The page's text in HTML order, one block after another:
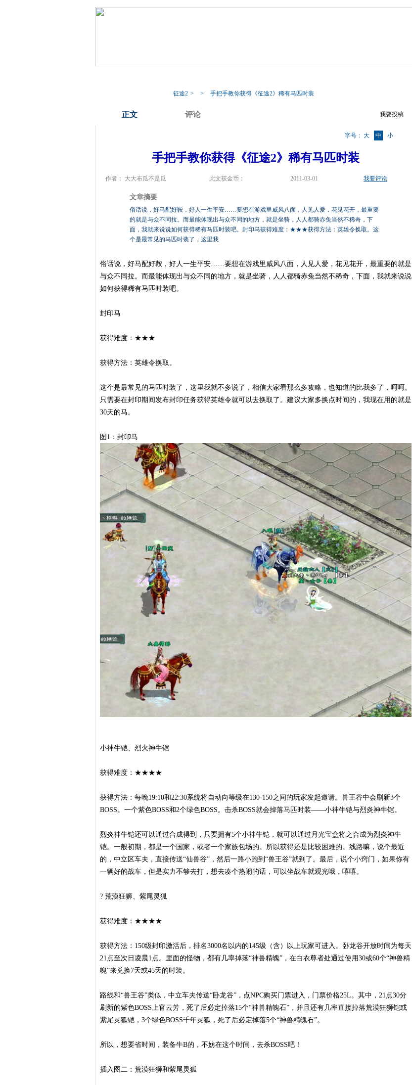
征途2 > > 手把手教你获得《征途2》稀有马匹时装
正文 评论 我要投稿
字号： 大 中 小
手把手教你获得《征途2》稀有马匹时装
作者： 大大布瓜不是瓜 此文获金币： 2011-03-01 我要评论
文章摘要
俗话说，好马配好鞍，好人一生平安……要想在游戏里威风八面，人见人爱，花见花开，最重要
的就是与众不同拉。而最能体现出与众不同的地方，就是坐骑，人人都骑赤兔当然不稀奇，下
面，我就来说说如何获得稀有马匹时装吧。封印马获得难度：★★★获得方法：英雄令换取。这
个是最常见的马匹时装了，这里我
俗话说，好马配好鞍，好人一生平安……要想在游戏里威风八面，人见人爱，花见花开，最重要的就是
与众不同拉。而最能体现出与众不同的地方，就是坐骑，人人都骑赤兔当然不稀奇，下面，我就来说说
如何获得稀有马匹时装吧。
封印马
获得难度：★★★
获得方法：英雄令换取。
这个是最常见的马匹时装了，这里我就不多说了，相信大家看那么多攻略，也知道的比我多了，呵呵。
只需要在封印期间发布封印任务获得英雄令就可以去换取了。建议大家多换点时间的，我现在用的就是
30天的马。
图1：封印马
小神牛铠、烈火神牛铠
获得难度：★★★★
获得方法：每晚19:10和22:30系统将自动向等级在130-150之间的玩家发起邀请。兽王谷中会刷新3个
BOSS。一个紫色BOSS和2个绿色BOSS。击杀BOSS就会掉落马匹时装——小神牛铠与烈炎神牛铠。
烈炎神牛铠还可以通过合成得到，只要拥有5个小神牛铠，就可以通过月光宝盒将之合成为烈炎神牛
铠。一般初期，都是一个国家，或者一个家族包场的。所以获得还是比较困难的。线路嘛，说个最近
的，中立区车夫，直接传送“仙兽谷”，然后一路小跑到“兽王谷”就到了。最后，说个小窍门，如果你有
一辆好的战车，但是实力不够去打，想去凑个热闹的话，可以坐战车就观光哦，嘻嘻。
? 荒漠狂狮、紫尾灵狐
获得难度：★★★★
获得方法：150级封印激活后，排名3000名以内的145级（含）以上玩家可进入。卧龙谷开放时间为每天
21点至次日凌晨1点。里面的怪物，都有几率掉落“神兽精魄”，在白衣尊者处通过使用30或60个“神兽精
魄”来兑换7天或45天的时装。
路线和“兽王谷”类似，中立车夫传送“卧龙谷”，点NPC购买门票进入，门票价格25L。其中，21点30分
刷新的紫色BOSS上官云芳，死了后必定掉落15个“神兽精魄石”，并且还有几率直接掉落荒漠狂狮铠或
紫尾灵狐铠，3个绿色BOSS千年灵狐，死了后必定掉落5个“神兽精魄石”。
所以，想要省时间，装备牛B的，不妨在这个时间，去杀BOSS吧！
插入图二：荒漠狂狮和紫尾灵狐